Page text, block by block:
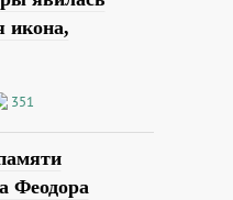
икона,
351
Феодора